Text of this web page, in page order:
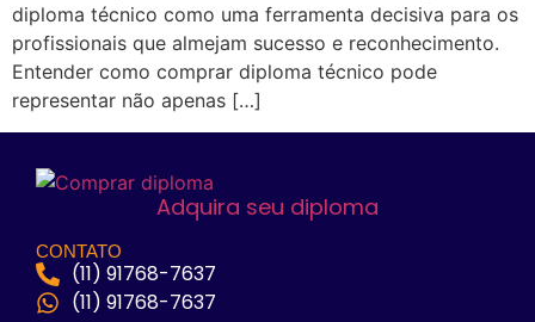
diploma técnico como uma ferramenta decisiva para os
profissionais que almejam sucesso e reconhecimento.
Entender como comprar diploma técnico pode
representar não apenas […]
Adquira seu diploma
CONTATO
(11) 91768-7637
(11) 91768-7637